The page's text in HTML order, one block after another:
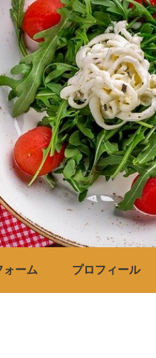
ォーム プロフィール